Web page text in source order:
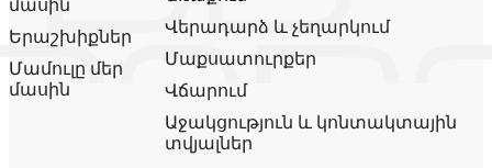
մասին
Երաշխիքներ
Մամուլը մեր
մասին
Վերադարձ և չեղարկում
Մաքսատուրքեր
Վճարում
Աջակցություն և կոնտակտային
տվյալներ